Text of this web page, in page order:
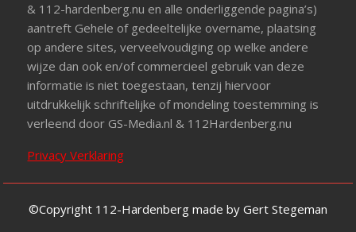
& 112-hardenberg.nu en alle onderliggende pagina’s)
aantreft Gehele of gedeeltelijke overname, plaatsing
op andere sites, verveelvoudiging op welke andere
wijze dan ook en/of commercieel gebruik van deze
informatie is niet toegestaan, tenzij hiervoor
uitdrukkelijk schriftelijke of mondeling toestemming is
verleend door GS-Media.nl & 112Hardenberg.nu
Privacy Verklaring
©Copyright 112-Hardenberg made by Gert Stegeman